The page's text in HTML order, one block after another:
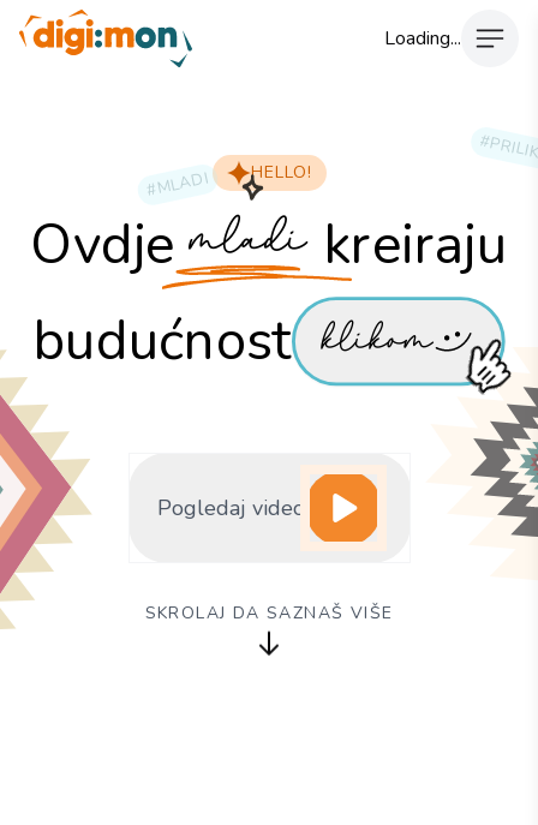
Loading...
HELLO!
Ovdje mladi kreiraju
#MLADI
budućnost klikom
Pogledaj video
SKROLAJ DA SAZNAŠ VIŠE